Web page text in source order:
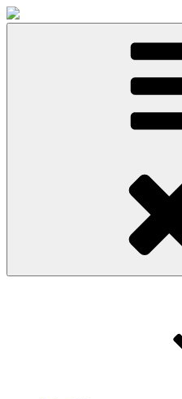
Przeskocz do treści